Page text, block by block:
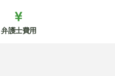
弁護士費用